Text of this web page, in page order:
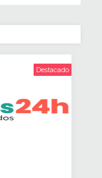
Destacado